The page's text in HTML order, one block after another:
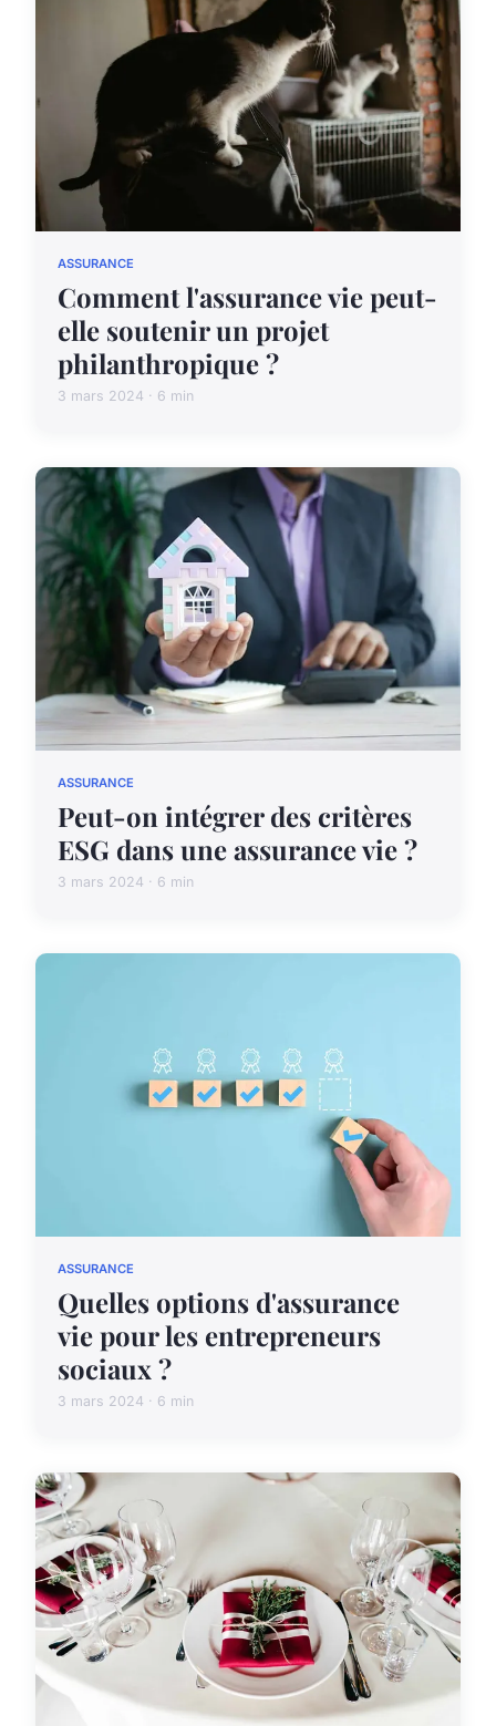
ASSURANCE
Comment l'assurance vie peut-
elle soutenir un projet
philanthropique ?
3 mars 2024 · 6 min
ASSURANCE
Peut-on intégrer des critères
ESG dans une assurance vie ?
3 mars 2024 · 6 min
ASSURANCE
Quelles options d'assurance
vie pour les entrepreneurs
sociaux ?
3 mars 2024 · 6 min